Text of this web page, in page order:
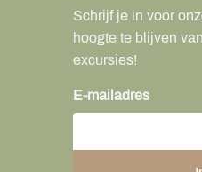
Schrijf je in voor
hoogte te blijven
excursies!
E-mailadres